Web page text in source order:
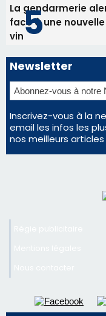
Satine Nomary est
Éclipse du 12 août
d'un spectacle qui
Éclipse du 12 août
profiter pleinement
En Corse, un
consommation en
La gendarmerie
face à une